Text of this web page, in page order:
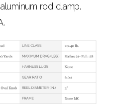
rod clamp.